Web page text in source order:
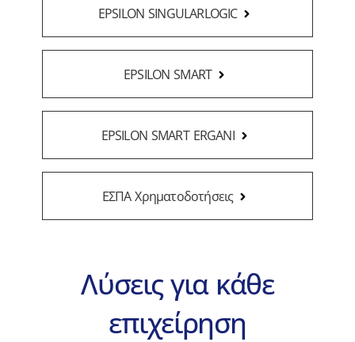
EPSILON SINGULARLOGIC
EPSILON SMART
EPSILON SMART ΕRGANI
ΕΣΠΑ Χρηματοδοτήσεις
Λύσεις για κάθε
επιχείρηση